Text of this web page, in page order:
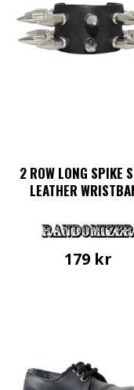
2 ROW LONG SPIKE
LEATHER
179 kr